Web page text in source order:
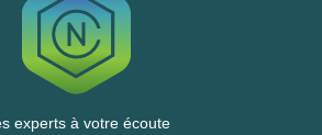
experts à votre écoute